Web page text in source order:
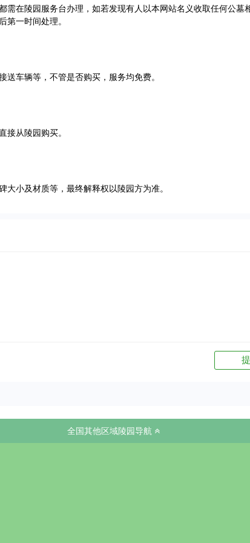
需在陵园服务台办理，如若发现有人以本网站名义收取任何公墓
第一时间处理。
车辆等，不管是否购买，服务均免费。
接从陵园购买。
小及材质等，最终解释权以陵园方为准。
全国其他区域陵园导航